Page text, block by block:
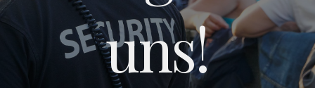
uns!